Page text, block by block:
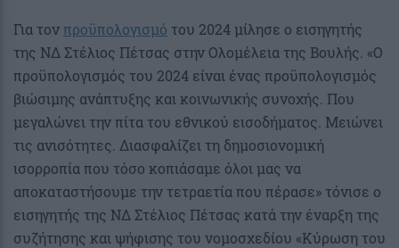
Για τον προϋπολογισμό του 2024 μίλησε ο εισηγητής
της ΝΔ Στέλιος Πέτσας στην Ολομέλεια της Βουλής. «Ο
προϋπολογισμός του 2024 είναι ένας προϋπολογισμός
βιώσιμης ανάπτυξης και κοινωνικής συνοχής. Που
μεγαλώνει την πίτα του εθνικού εισοδήματος. Μειώνει
τις ανισότητες. Διασφαλίζει τη δημοσιονομική
ισορροπία που τόσο κοπιάσαμε όλοι μας να
αποκαταστήσουμε την τετραετία που πέρασε» τόνισε ο
εισηγητής της ΝΔ Στέλιος Πέτσας κατά την έναρξη της
συζήτησης και ψήφισης του νομοσχεδίου «Κύρωση του